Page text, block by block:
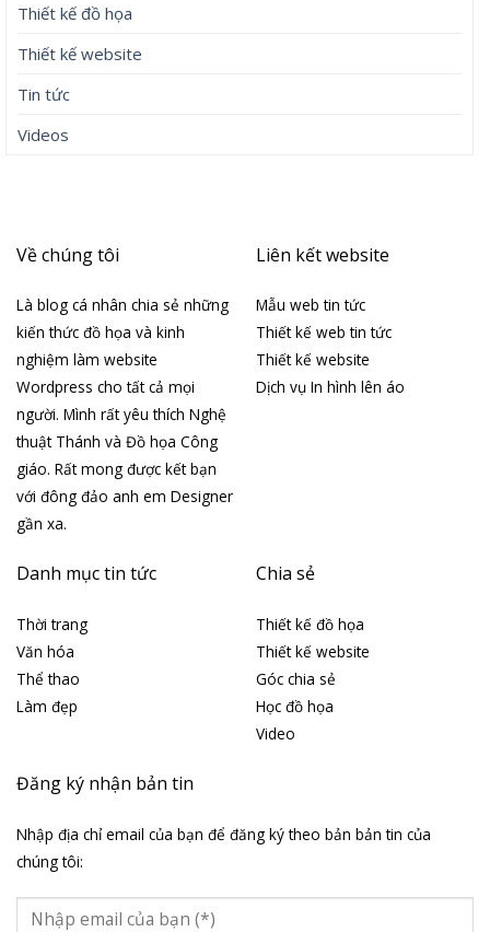
Thiết kế đồ họa
Thiết kế website
Tin tức
Videos
Về chúng tôi
Là blog cá nhân chia sẻ những
kiến thức đồ họa và kinh
nghiệm làm website
Wordpress cho tất cả mọi
người. Mình rất yêu thích Nghệ
thuật Thánh và Đồ họa Công
giáo. Rất mong được kết bạn
với đông đảo anh em Designer
gần xa.
Liên kết website
Mẫu web tin tức
Thiết kế web tin tức
Thiết kế website
Dịch vụ In hình lên áo
Danh mục tin tức
Thời trang
Văn hóa
Thể thao
Làm đẹp
Chia sẻ
Thiết kế đồ họa
Thiết kế website
Góc chia sẻ
Học đồ họa
Video
Đăng ký nhận bản tin
Nhập địa chỉ email của bạn để đăng ký theo bản bản tin của
chúng tôi: